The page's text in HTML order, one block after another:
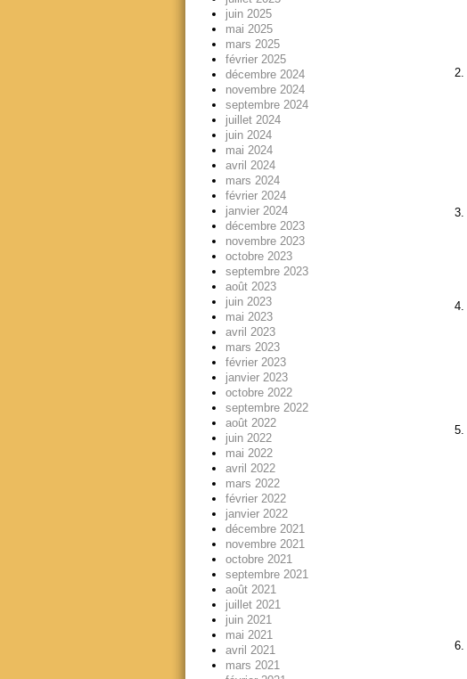
juin 2025
mai 2025
mars 2025
février 2025
décembre 2024
novembre 2024
septembre 2024
juillet 2024
juin 2024
mai 2024
avril 2024
mars 2024
février 2024
janvier 2024
décembre 2023
novembre 2023
octobre 2023
septembre 2023
août 2023
juin 2023
mai 2023
avril 2023
mars 2023
février 2023
janvier 2023
octobre 2022
septembre 2022
août 2022
juin 2022
mai 2022
avril 2022
mars 2022
février 2022
janvier 2022
décembre 2021
novembre 2021
octobre 2021
septembre 2021
août 2021
juillet 2021
juin 2021
mai 2021
avril 2021
mars 2021